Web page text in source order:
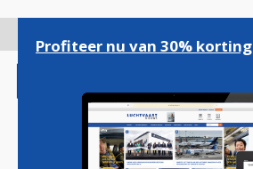
gaan
Profiteer nu van 30% korting